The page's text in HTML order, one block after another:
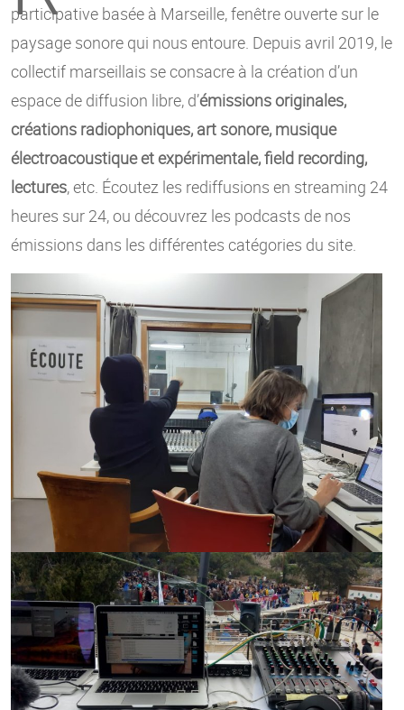
participative basée à Marseille, fenêtre ouverte sur le
paysage sonore qui nous entoure. Depuis avril 2019, le
collectif marseillais se consacre à la création d’un
espace de diffusion libre, d’émissions originales,
créations radiophoniques, art sonore, musique
électroacoustique et expérimentale, field recording,
lectures, etc. Écoutez les rediffusions en streaming 24
heures sur 24, ou découvrez les podcasts de nos
émissions dans les différentes catégories du site.